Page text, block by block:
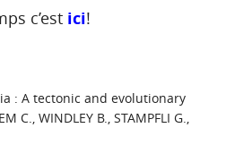
c’est ici!
: A tectonic and evolutionary
C., WINDLEY B., STAMPFLI G.,